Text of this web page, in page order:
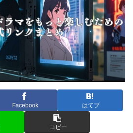
Facebook はてブ
コピー